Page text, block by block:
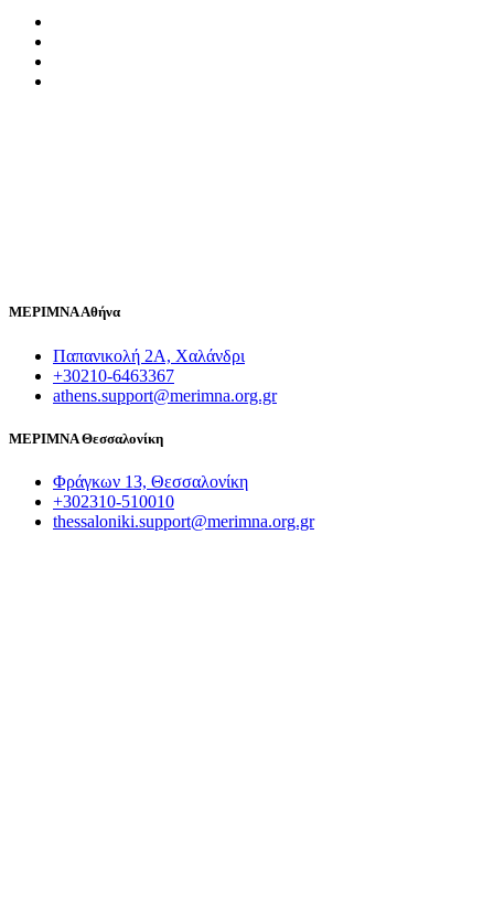
ΜΕΡΙΜΝΑ Αθήνα
Παπανικολή 2Α, Χαλάνδρι
+30210-6463367
athens.support@merimna.org.gr
ΜΕΡΙΜΝΑ Θεσσαλονίκη
Φράγκων 13, Θεσσαλονίκη
+302310-510010
thessaloniki.support@merimna.org.gr